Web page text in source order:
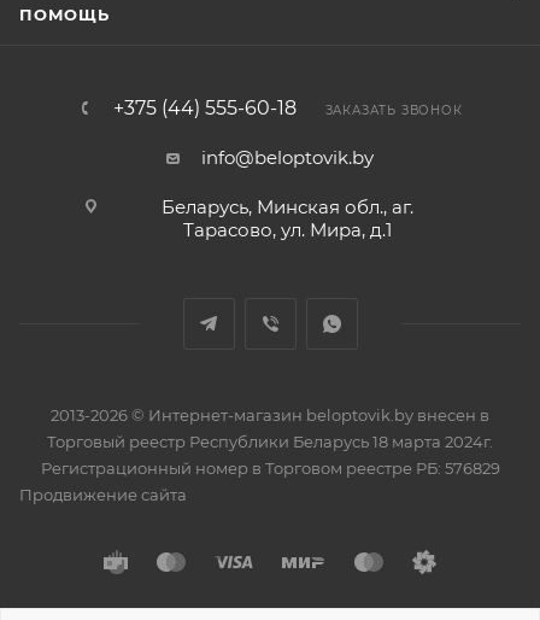
ПОМОЩЬ
+375 (44) 555-60-18 ЗАКАЗАТЬ ЗВОНОК
info@beloptovik.by
Беларусь, Минская обл., аг.
Тарасово, ул. Мира, д.1
2013-2026 © Интернет-магазин beloptovik.by внесен в
Торговый реестр Республики Беларусь 18 марта 2024г.
Регистрационный номер в Торговом реестре РБ: 576829
Продвижение сайта